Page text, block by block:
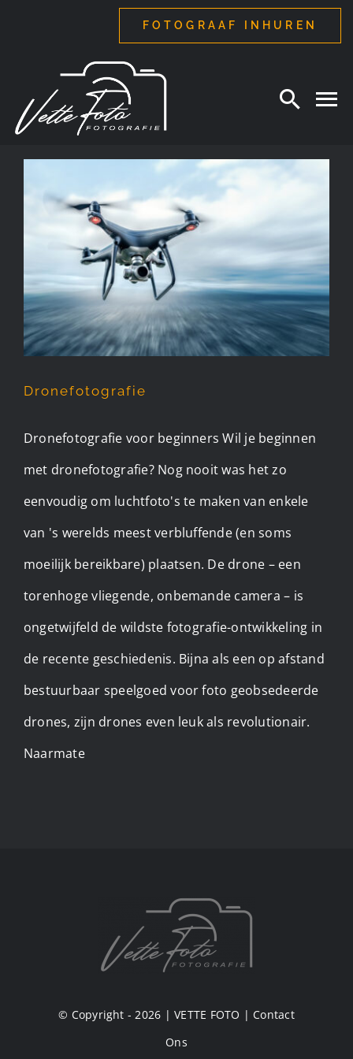
FOTOGRAAF INHUREN
Dronefotografie
Dronefotografie
Dronefotografie voor beginners Wil je beginnen
met dronefotografie? Nog nooit was het zo
eenvoudig om luchtfoto's te maken van enkele
van 's werelds meest verbluffende (en soms
moeilijk bereikbare) plaatsen. De drone – een
torenhoge vliegende, onbemande camera – is
ongetwijfeld de wildste fotografie-ontwikkeling in
de recente geschiedenis. Bijna als een op afstand
bestuurbaar speelgoed voor foto geobsedeerde
drones, zijn drones even leuk als revolutionair.
Naarmate
© Copyright - 2026 |VETTE FOTO | Contact
Ons